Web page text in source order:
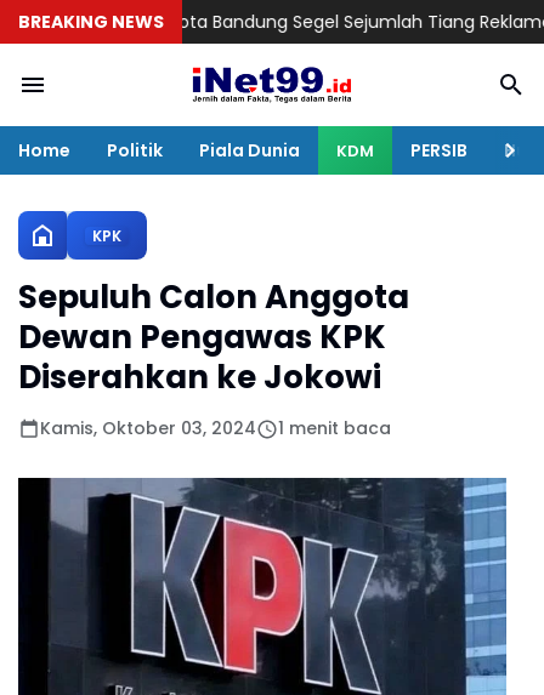
BREAKING NEWS
Satpol PP Kota Bandung Segel Sejumlah Tiang Reklame,
Home Politik Piala Dunia KDM PERSIB
KPK
Sepuluh Calon Anggota
Dewan Pengawas KPK
Diserahkan ke Jokowi
Kamis, Oktober 03, 2024 1 menit baca